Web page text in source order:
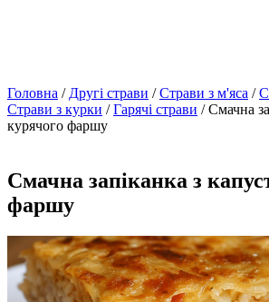
Головна /Другі страви /Страви з м'яса /
Страви з курки /Гарячі страви / Смачна
курячого фаршу
Смачна запіканка з
фаршу